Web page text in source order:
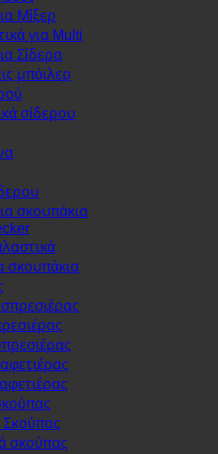
Μίξερ
για Multi
Σίδερα
μπόιλερ
σίδερου
σκουπάκια
σκουπάκια
σκούπας